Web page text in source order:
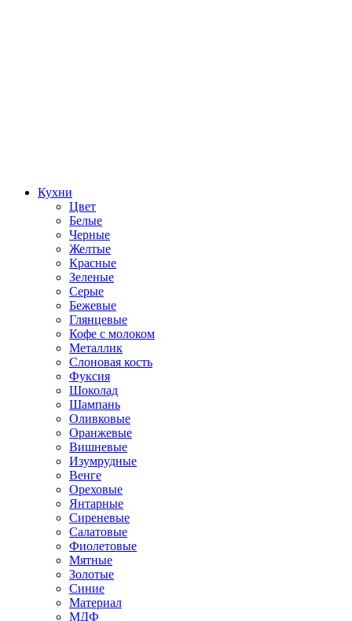
Кухни
Цвет
Белые
Черные
Желтые
Красные
Зеленые
Серые
Бежевые
Глянцевые
Кофе с молоком
Металлик
Слоновая кость
Фуксия
Шоколад
Шампань
Оливковые
Оранжевые
Вишневые
Изумрудные
Венге
Ореховые
Янтарные
Сиреневые
Салатовые
Фиолетовые
Мятные
Золотые
Синие
Материал
МДФ